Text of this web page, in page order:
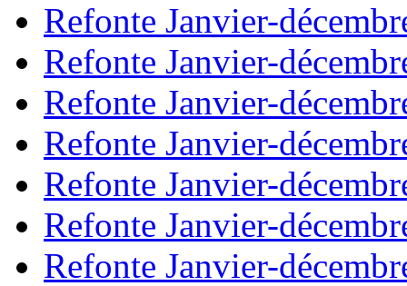
Refonte Janvier-
Refonte Janvier-
Refonte Janvier-
Refonte Janvier-
Refonte Janvier-
Refonte Janvier-
Refonte Janvier-